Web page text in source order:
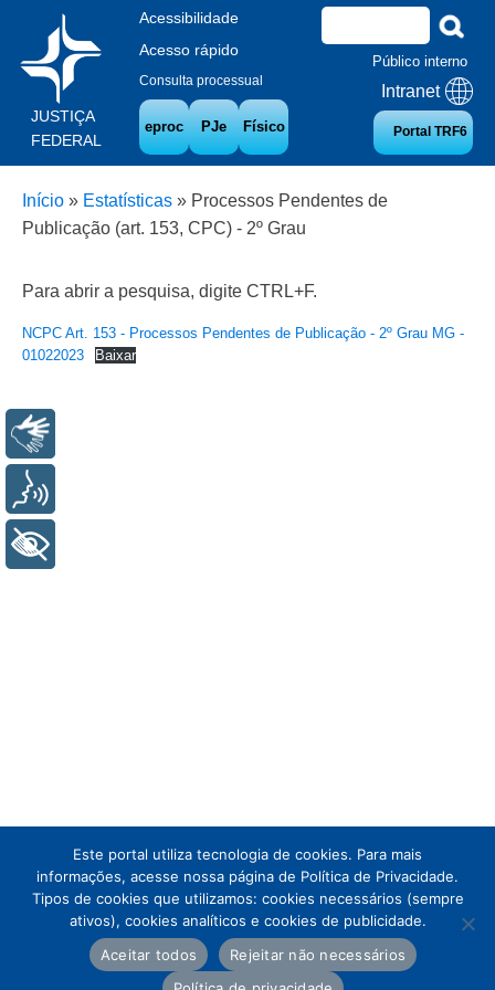
JUSTIÇA
FEDERAL
Acessibilidade
Acesso rápido
Consulta processual
eproc PJe Físico
Público interno
Intranet
Portal TRF6
Início » Estatísticas » Processos Pendentes de
Publicação (art. 153, CPC) - 2º Grau
Para abrir a pesquisa, digite CTRL+F.
NCPC Art. 153 - Processos Pendentes de Publicação - 2º Grau MG -
01022023
Baixar
Este portal utiliza tecnologia de cookies. Para mais
informações, acesse nossa página de Política de Privacidade.
Tipos de cookies que utilizamos: cookies necessários (sempre
ativos), cookies analíticos e cookies de publicidade.
Aceitar todos
Rejeitar não necessários